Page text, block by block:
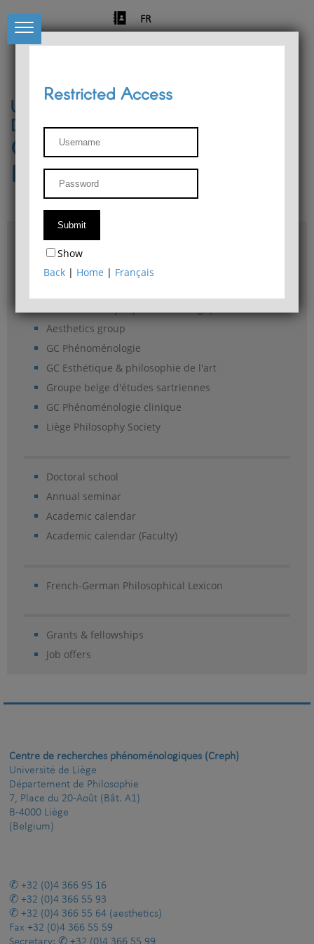
FR
University of Liège
Départment of Philosophy
Center for Phenomenological
Research
Access & maps
Philosophy Department Library
Aesthetics group
GC Phénoménologie
GC Esthétique & philosophie de l'art
Groupe belge d'études sartriennes
GC Phénoménologie clinique
Liège Philosophy Society
Doctoral school
Annual seminar
Academic calendar
Academic calendar (Faculty)
French-German Philosophical Lexicon
Grants & fellowships
Job offers
Restricted Access
Show
Back | Home | Français
Centre de recherches phénoménologiques (Creph)
Université de Liège
Département de Philosophie
7, Place du 20-Août (Bât. A1)
B-4000 Liège
(Belgium)
+32 (0)4 366 95 16
+32 (0)4 366 55 93
+32 (0)4 366 55 64 (aesthetics)
Fax +32 (0)4 366 55 59